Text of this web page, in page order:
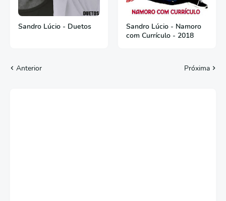
Sandro Lúcio - Duetos
Sandro Lúcio - Namoro
com Currículo - 2018
Anterior Próxima